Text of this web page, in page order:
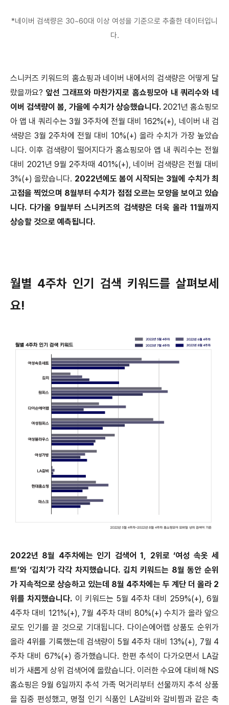
*네이버 검색량은 30~60대 이상 여성을 기준으로 추출한 데이터입니
다.
스니커즈 키워드의 홈쇼핑과 네이버 내에서의 검색량은 어떻게 달
랐을까요? 앞선 그래프와 마찬가지로 홈쇼핑모아 내 쿼리수와 네
이버 검색량이 봄, 가을에 수치가 상승했습니다. 2021년 홈쇼핑모
아 앱 내 쿼리수는 3월 3주차에 전월 대비 162%(+), 네이버 내 검
색량은 3월 2주차에 전월 대비 10%(+) 올라 수치가 가장 높았습
니다. 이후 검색량이 떨어지다가 홈쇼핑모아 앱 내 쿼리수는 전월
대비 2021년 9월 2주차때 401%(+), 네이버 검색량은 전월 대비
3%(+) 올랐습니다. 2022년에도 봄이 시작되는 3월에 수치가 최
고점을 찍었으며 8월부터 수치가 점점 오르는 모양을 보이고 있습
니다. 다가올 9월부터 스니커즈의 검색량은 더욱 올라 11월까지
상승할 것으로 예측됩니다.
월별 4주차 인기 검색 키워드를 살펴보세
요!
2022년 8월 4주차에는 인기 검색어 1, 2위로 ‘여성 속옷 세
트’와 ‘김치’가 각각 차지했습니다. 김치 키워드는 8월 동안 순위
가 지속적으로 상승하고 있는데 8월 4주차에는 두 계단 더 올라 2
위를 차지했습니다. 이 키워드는 5월 4주차 대비 259%(+), 6월
4주차 대비 121%(+), 7월 4주차 대비 80%(+) 수치가 올라 앞으
로도 인기를 끌 것으로 기대됩니다. 다이슨에어랩 상품도 순위가
올라 4위를 기록했는데 검색량이 5월 4주차 대비 13%(+), 7월 4
주차 대비 67%(+) 증가했습니다. 한편 추석이 다가오면서 LA갈
비가 새롭게 상위 검색어에 올랐습니다. 이러한 수요에 대비해 NS
홈쇼핑은 9월 6일까지 추석 가족 먹거리부터 선물까지 추석 상품
을 집중 편성했고, 명절 인기 식품인 LA갈비와 갈비찜과 같은 축